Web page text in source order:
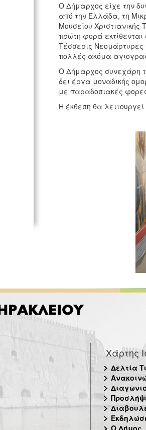
Ο Δήμαρχος είχε την
από την Ελλάδα, τη
Μουσείου
πρώτη φορά
Τέσσερις
πολλές ακόμα
Ο Δήμαρχος συνεχάρη
δει έργα μοναδικής
με παραδοσιακές
Η έκθεση θα
Χάρτης
Δελτία
Ο Δήμος